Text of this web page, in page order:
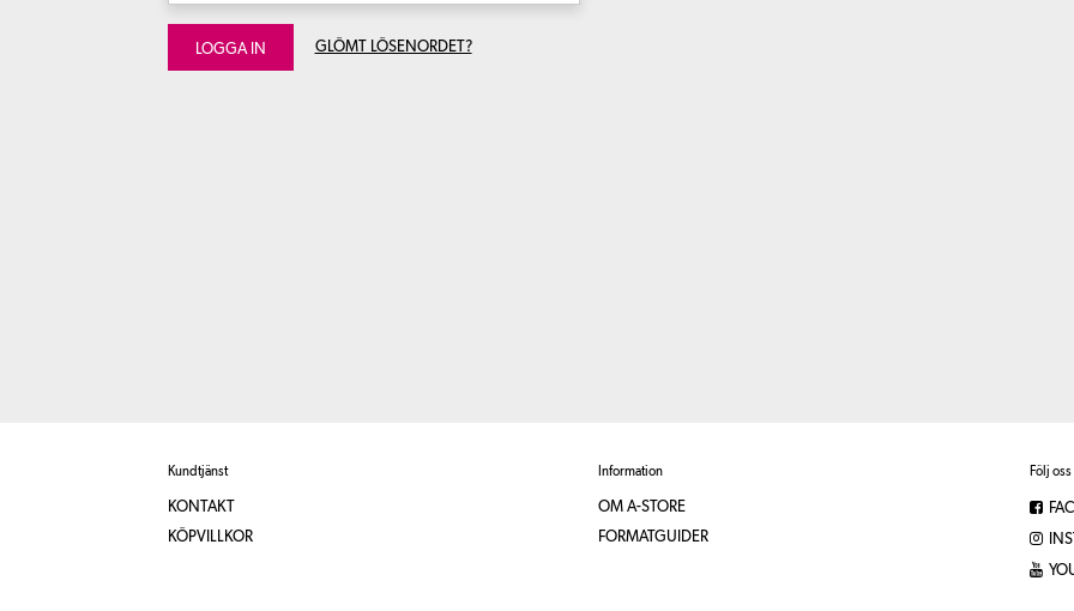
LOGGA IN GLÖMT LÖSENORDET?
Kundtjänst
KONTAKT
KÖPVILLKOR
Information
OM A-STORE
FORMATGUIDER
Följ oss